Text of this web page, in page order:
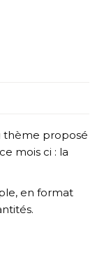
thème proposé
mois ci : la
en format